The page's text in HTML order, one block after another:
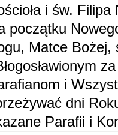
i św. Filipa
początku
Matce Bożej,
i
dni
Parafii i